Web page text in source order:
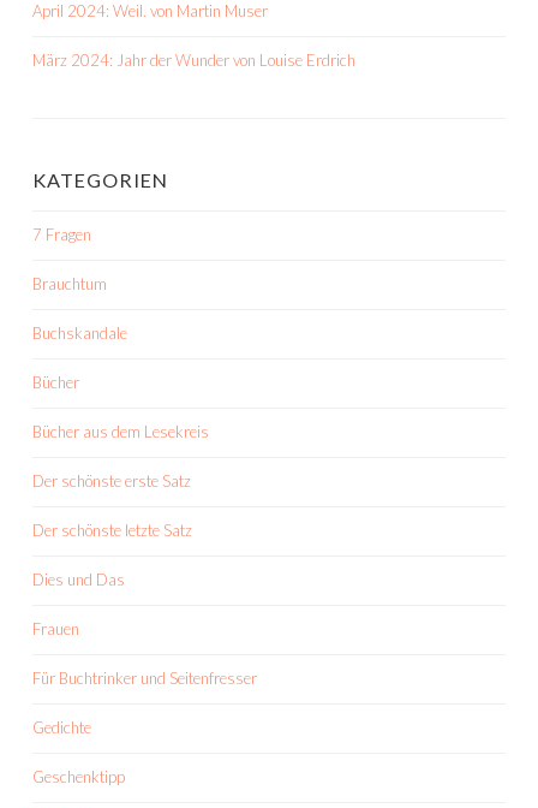
April 2024: Weil. von Martin Muser
März 2024: Jahr der Wunder von Louise Erdrich
KATEGORIEN
7 Fragen
Brauchtum
Buchskandale
Bücher
Bücher aus dem Lesekreis
Der schönste erste Satz
Der schönste letzte Satz
Dies und Das
Frauen
Für Buchtrinker und Seitenfresser
Gedichte
Geschenktipp